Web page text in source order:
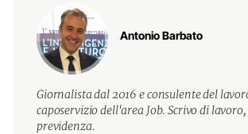
Antonio Barbato
Giornalista dal 2016 e consulente del
caposervizio dell'area Job. Scrivo di lavoro,
previdenza.